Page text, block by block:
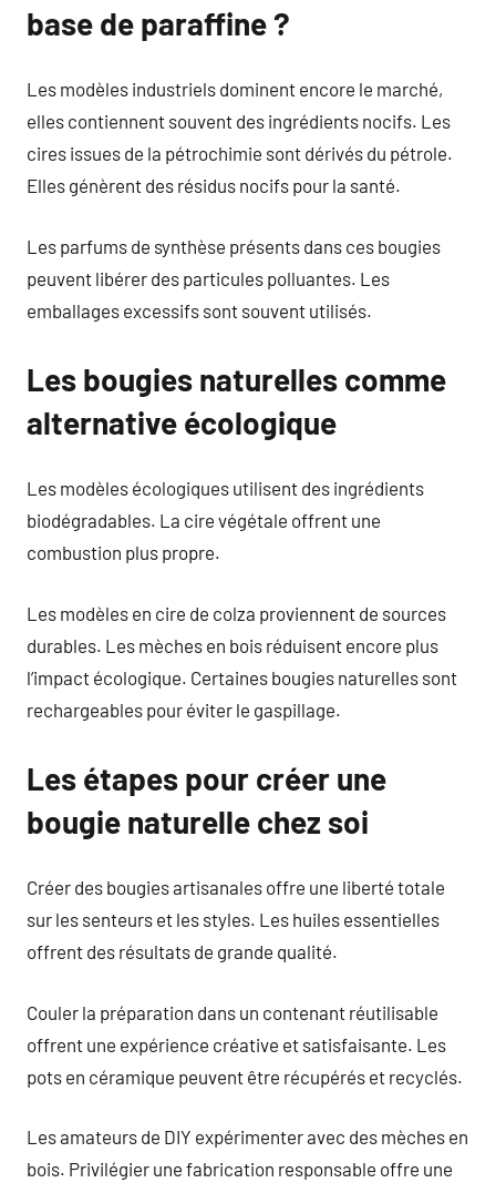
base de paraffine ?
Les modèles industriels dominent encore le marché,
elles contiennent souvent des ingrédients nocifs. Les
cires issues de la pétrochimie sont dérivés du pétrole.
Elles génèrent des résidus nocifs pour la santé.
Les parfums de synthèse présents dans ces bougies
peuvent libérer des particules polluantes. Les
emballages excessifs sont souvent utilisés.
Les bougies naturelles comme
alternative écologique
Les modèles écologiques utilisent des ingrédients
biodégradables. La cire végétale offrent une
combustion plus propre.
Les modèles en cire de colza proviennent de sources
durables. Les mèches en bois réduisent encore plus
l’impact écologique. Certaines bougies naturelles sont
rechargeables pour éviter le gaspillage.
Les étapes pour créer une
bougie naturelle chez soi
Créer des bougies artisanales offre une liberté totale
sur les senteurs et les styles. Les huiles essentielles
offrent des résultats de grande qualité.
Couler la préparation dans un contenant réutilisable
offrent une expérience créative et satisfaisante. Les
pots en céramique peuvent être récupérés et recyclés.
Les amateurs de DIY expérimenter avec des mèches en
bois. Privilégier une fabrication responsable offre une